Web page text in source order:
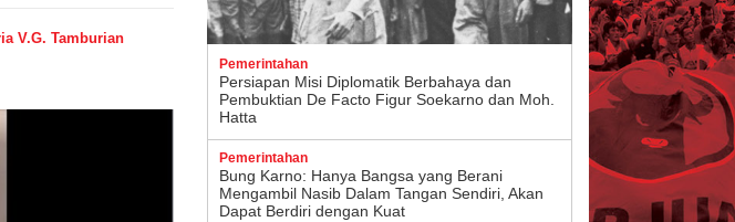
V.G. Tamburian
Pemerintahan
Persiapan Misi Diplomatik Berbahaya dan
Pembuktian De Facto Figur Soekarno dan Moh.
Hatta
Pemerintahan
Bung Karno: Hanya Bangsa yang Berani
Mengambil Nasib Dalam Tangan Sendiri, Akan
Dapat Berdiri dengan Kuat